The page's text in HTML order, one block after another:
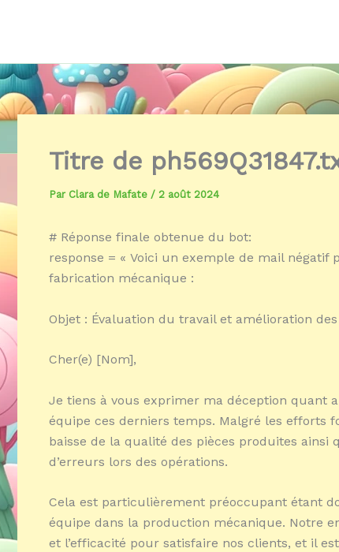
Titre de
Par Clara de Mafate / 2 août 2024
# Réponse finale obtenue du bot:
response = « Voici un exemple de mail
fabrication mécanique :
Objet : Évaluation du travail et amélioration
Cher(e) [Nom],
Je tiens à vous exprimer ma déception quant
équipe ces derniers temps. Malgré les efforts
baisse de la qualité des pièces produites ainsi
d’erreurs lors des opérations.
Cela est particulièrement préoccupant étant
équipe dans la production mécanique. Notre
et l’efficacité pour satisfaire nos clients, et il